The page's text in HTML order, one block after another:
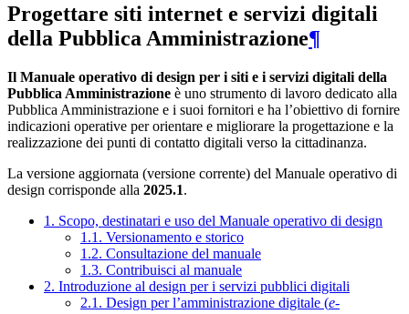
Progettare siti internet e servizi digitali
della Pubblica Amministrazione¶
Il Manuale operativo di design per i siti e i servizi digitali della
Pubblica Amministrazione è uno strumento di lavoro dedicato alla
Pubblica Amministrazione e i suoi fornitori e ha l’obiettivo di fornire
indicazioni operative per orientare e migliorare la progettazione e la
realizzazione dei punti di contatto digitali verso la cittadinanza.
La versione aggiornata (versione corrente) del Manuale operativo di
design corrisponde alla 2025.1.
1. Scopo, destinatari e uso del Manuale operativo di design
1.1. Versionamento e storico
1.2. Consultazione del manuale
1.3. Contribuisci al manuale
2. Introduzione al design per i servizi pubblici digitali
2.1. Design per l’amministrazione digitale (e-